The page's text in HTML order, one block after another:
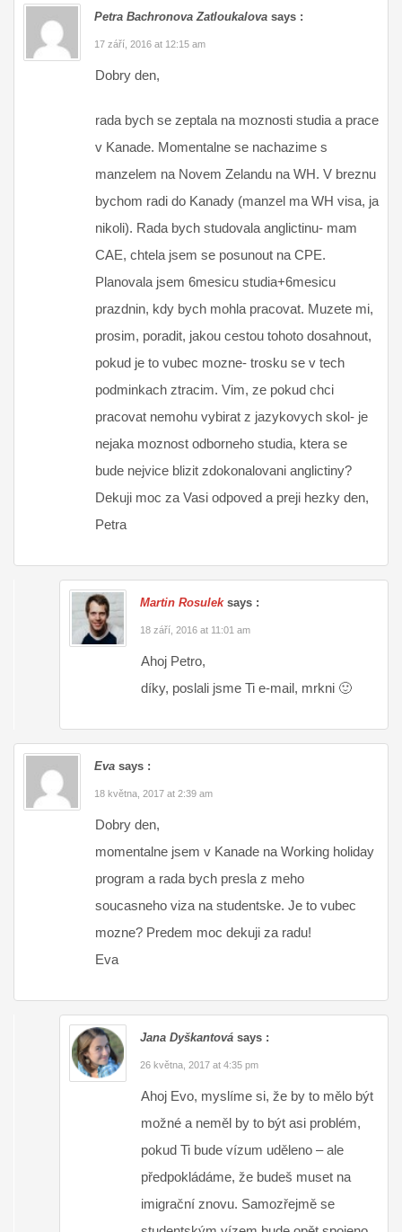
Petra Bachronova Zatloukalova says :
17 září, 2016 at 12:15 am
Dobry den,
rada bych se zeptala na moznosti studia a prace
v Kanade. Momentalne se nachazime s
manzelem na Novem Zelandu na WH. V breznu
bychom radi do Kanady (manzel ma WH visa, ja
nikoli). Rada bych studovala anglictinu- mam
CAE, chtela jsem se posunout na CPE.
Planovala jsem 6mesicu studia+6mesicu
prazdnin, kdy bych mohla pracovat. Muzete mi,
prosim, poradit, jakou cestou tohoto dosahnout,
pokud je to vubec mozne- trosku se v tech
podminkach ztracim. Vim, ze pokud chci
pracovat nemohu vybirat z jazykovych skol- je
nejaka moznost odborneho studia, ktera se
bude nejvice blizit zdokonalovani anglictiny?
Dekuji moc za Vasi odpoved a preji hezky den,
Petra
Martin Rosuleksays :
18 září, 2016 at 11:01 am
Ahoj Petro,
díky, poslali jsme Ti e-mail, mrkni 🙂
Eva says :
18 května, 2017 at 2:39 am
Dobry den,
momentalne jsem v Kanade na Working holiday
program a rada bych presla z meho
soucasneho viza na studentske. Je to vubec
mozne? Predem moc dekuji za radu!
Eva
Jana Dyškantová says :
26 května, 2017 at 4:35 pm
Ahoj Evo, myslíme si, že by to mělo být
možné a neměl by to být asi problém,
pokud Ti bude vízum uděleno – ale
předpokládáme, že budeš muset na
imigrační znovu. Samozřejmě se